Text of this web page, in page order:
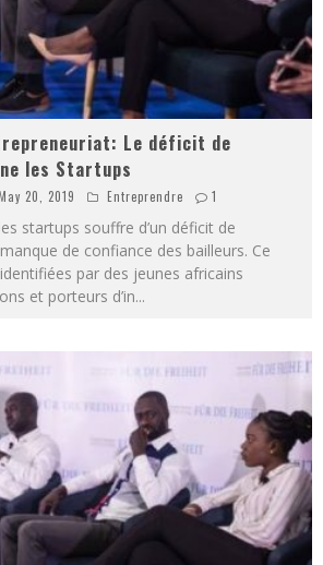
Le déficit de
les Startups
20, 2019 Entreprendre 1
startups souffre d’un déficit de
de confiance des bailleurs. Ce
par des jeunes africains
et porteurs d’in...